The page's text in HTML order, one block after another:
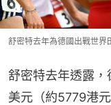
舒密特去年為德國出戰世界
舒密特去年透露
美元（約5779港